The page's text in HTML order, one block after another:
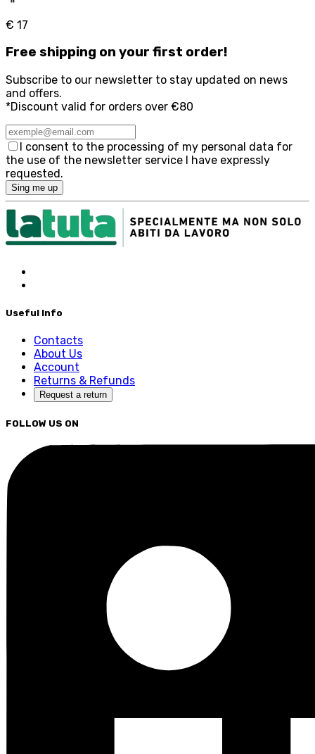
€ 17
Free shipping on your first order!
Subscribe to our newsletter to stay updated on news
and offers.
*Discount valid for orders over €80
I consent to the processing of my personal data for
the use of the newsletter service I have expressly
requested.
Sing me up
Useful Info
Contacts
About Us
Account
Returns & Refunds
Request a return
FOLLOW US ON